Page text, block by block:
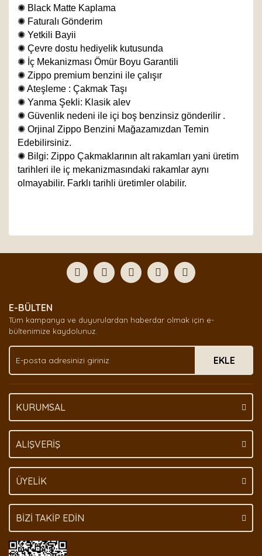
✺ Black Matte Kaplama
✺ Faturalı Gönderim
✺ Yetkili Bayii
✺ Çevre dostu hediyelik kutusunda
✺ İç Mekanizması Ömür Boyu Garantili
✺ Zippo premium benzini ile çalışır
✺Ateşleme : Çakmak Taşı
✺ Yanma Şekli: Klasik alev
✺ Güvenlik nedeni ile içi boş benzinsiz gönderilir .
✺ Orjinal Zippo Benzini Mağazamızdan Temin
Edebilirsiniz.
✺ Bilgi: Zippo Çakmaklarının alt rakamları yani üretim
tarihleri ile iç mekanizmasındaki rakamlar aynı
olmayabilir. Farklı tarihli üretimler olabilir.
Yorum Yaz
formunu kullanarak tarafımıza iletebilirsiniz.
Görüş ve önerileriniz için teşekkür ederiz.
Ürün açıklamasında eksik bilgiler bulunuyor.
Ürün bilgilerinde hatalar bulunuyor.
Ürün fiyatı diğer sitelerden daha pahalı.
Bu ürüne benzer farklı alternatifler olmalı.
E-BÜLTEN
Tüm kampanya ve duyurulardan haberdar olmak için e-
bültenimize kaydolunuz.
EKLE
KURUMSAL
ALIŞVERİŞ
ÜYELİK
BİZİ TAKİP EDİN